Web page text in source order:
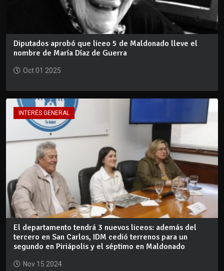
Diputados aprobó que liceo 5 de Maldonado lleve el
nombre de María Díaz de Guerra
Oct 01 2025
INTERÉS GENERAL
El departamento tendrá 3 nuevos liceos: además del
tercero en San Carlos, IDM cedió terrenos para un
segundo en Piriápolis y el séptimo en Maldonado
Nov 15 2024